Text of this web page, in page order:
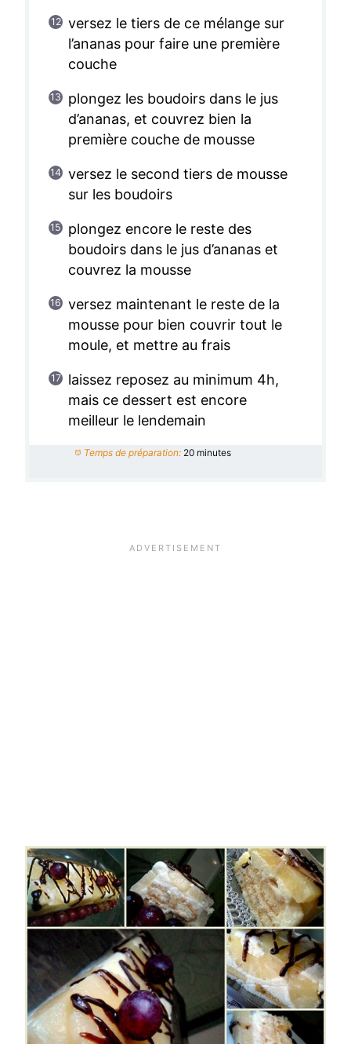
versez le tiers de ce mélange sur
l’ananas pour faire une première
couche
plongez les boudoirs dans le jus
d’ananas, et couvrez bien la
première couche de mousse
versez le second tiers de mousse
sur les boudoirs
plongez encore le reste des
boudoirs dans le jus d’ananas et
couvrez la mousse
versez maintenant le reste de la
mousse pour bien couvrir tout le
moule, et mettre au frais
laissez reposez au minimum 4h,
mais ce dessert est encore
meilleur le lendemain
Temps de préparation: 20 minutes